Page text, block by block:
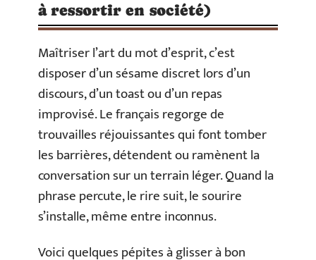
à ressortir en société)
Maîtriser l’art du mot d’esprit, c’est
disposer d’un sésame discret lors d’un
discours, d’un toast ou d’un repas
improvisé. Le français regorge de
trouvailles réjouissantes qui font tomber
les barrières, détendent ou ramènent la
conversation sur un terrain léger. Quand la
phrase percute, le rire suit, le sourire
s’installe, même entre inconnus.
Voici quelques pépites à glisser à bon